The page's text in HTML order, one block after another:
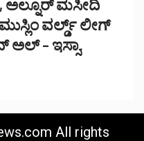
ಅಲ್ನೂರ್ ಮಸೀದಿ
ವರ್ಲ್ಡ್ ಲೀಗ್
ಅಲ್ – ಇಸ್ಸಾ.
All rights